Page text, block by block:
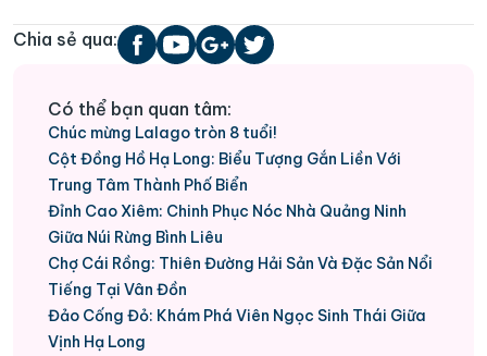
Chia sẻ qua:
Có thể bạn quan tâm:
Chúc mừng Lalago tròn 8 tuổi!
Cột Đồng Hồ Hạ Long: Biểu Tượng Gắn Liền Với
Trung Tâm Thành Phố Biển
Đỉnh Cao Xiêm: Chinh Phục Nóc Nhà Quảng Ninh
Giữa Núi Rừng Bình Liêu
Chợ Cái Rồng: Thiên Đường Hải Sản Và Đặc Sản Nổi
Tiếng Tại Vân Đồn
Đảo Cống Đỏ: Khám Phá Viên Ngọc Sinh Thái Giữa
Vịnh Hạ Long